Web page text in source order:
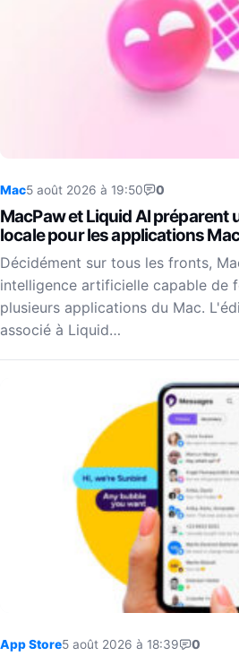
Mac5 août 2026 à 19:50 0
MacPaw et Liquid AI préparent
locale pour les applications Mac
Décidément sur tous les fronts,
intelligence artificielle capable de
plusieurs applications du Mac.
associé à Liquid…
App Store5 août 2026 à 18:39 0